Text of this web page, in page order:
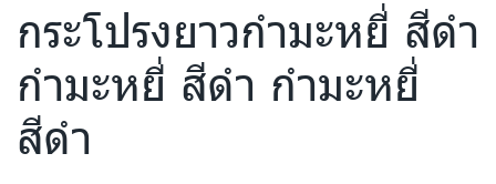
กระโปรงยาวกำมะหยี่ สีดำ
กำมะหยี่ สีดำ กำมะหยี่
สีดำ